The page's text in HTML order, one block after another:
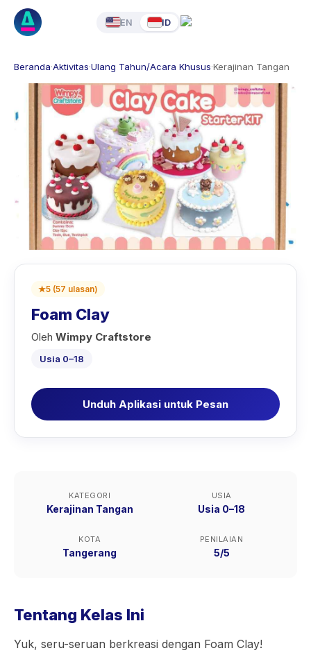
EN ID
Beranda·Aktivitas·Ulang Tahun/Acara Khusus·Kerajinan Tangan
★5 (57 ulasan)
Foam Clay
Oleh Wimpy Craftstore
Usia 0–18
Unduh Aplikasi untuk Pesan
KATEGORI
Kerajinan Tangan
USIA
Usia 0–18
KOTA
Tangerang
PENILAIAN
5/5
Tentang Kelas Ini
Yuk, seru-seruan berkreasi dengan Foam Clay!